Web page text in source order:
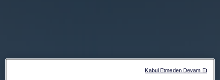
Kabul Etmeden Devam Et